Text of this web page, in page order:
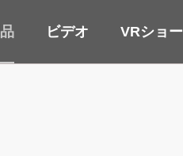
ビデオ VRショー